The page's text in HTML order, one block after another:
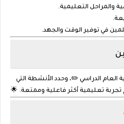
والمراحل التعليمية.
العام الدراسي ✏️، وحدد الأنشطة التي
تعليمية أكثر فاعلية وممتعة. 🌟